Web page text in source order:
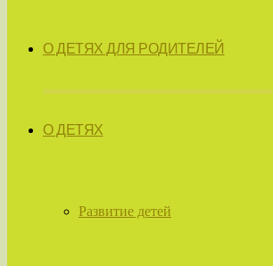
О ДЕТЯХ ДЛЯ РОДИТЕЛЕЙ
О ДЕТЯХ
Развитие детей